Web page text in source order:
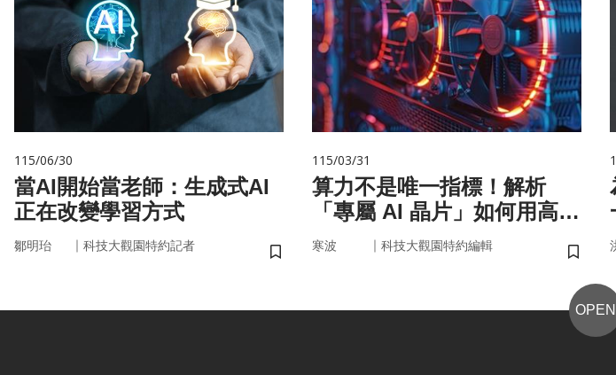
115/06/30
當AI開始當老師：生成式AI
正在改變學習方式
鄒明珆 ｜ 科技大觀園特約記者
儲存書籤
115/03/31
算力不是唯一指標！解析
「專屬 AI 晶片」如何用高效
率驅動未來
寒波 ｜ 科技大觀園特約編輯
儲存書
OPEN